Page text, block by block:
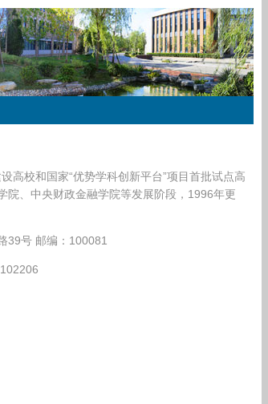
高校和国家“优势学科创新平台”项目首批试点高
院、中央财政金融学院等发展阶段，1996年更
39号 邮编：100081